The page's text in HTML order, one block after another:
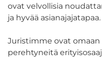
ovat velvollisia
ja hyvää asianajajatapaa.
Juristimme ovat omaan
perehtyneitä